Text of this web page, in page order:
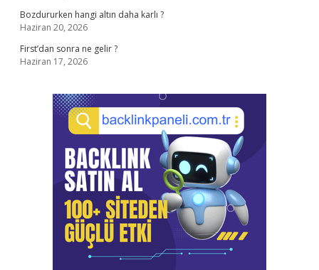
Bozdururken hangi altın daha karlı ?
Haziran 20, 2026
First’dan sonra ne gelir ?
Haziran 17, 2026